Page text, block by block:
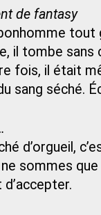
de fantasy
il tombe
fois, il était
sang séché.
d’orgueil,
sommes
d’accepter.